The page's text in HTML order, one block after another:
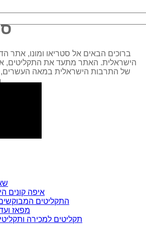
ברוכים הבאים אל סטריאו ומונו, אתר
הישראלית. האתר מתעד את התקליטים,
של התרבות הישראלית במאה העשרים,
עוד...
איפה קונים
100 התקליטים
מפאז
תקליטים למכירה